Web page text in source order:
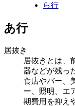
ら行
あ行
居抜き
居抜きとは、
器などが残っ
食店やバー、
ー、照明、エ
期費用を抑え